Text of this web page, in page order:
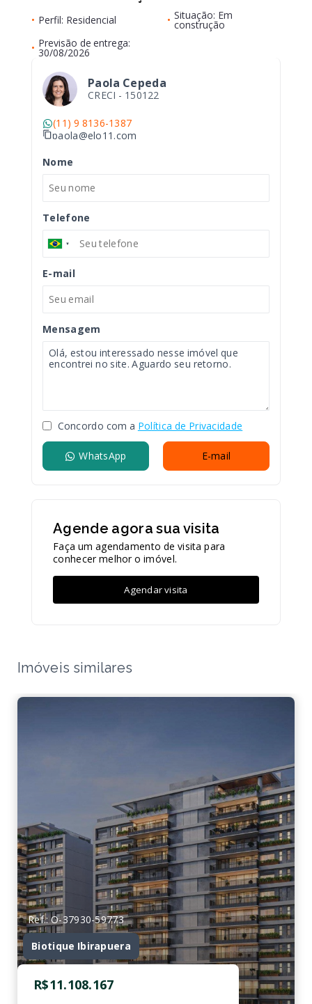
• Perfil: Residencial • Situação: Em
construção
• Previsão de entrega:
30/08/2026
Paola Cepeda
CRECI - 150122
(11) 9 8136-1387
paola@elo11.com
Nome
Telefone
E-mail
Mensagem
Concordo com a Política de Privacidade
WhatsApp E-mail
Agende agora sua visita
Faça um agendamento de visita para
conhecer melhor o imóvel.
Agendar visita
Imóveis similares
Ref.: O-37930-59773
Biotique Ibirapuera
R$11.108.167